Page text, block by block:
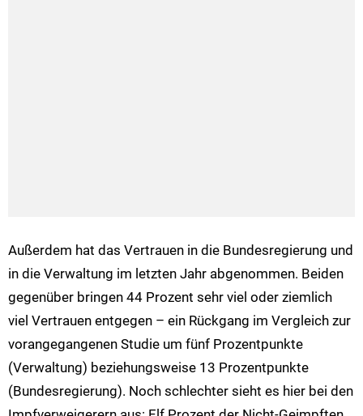
Außerdem hat das Vertrauen in die Bundesregierung und
in die Verwaltung im letzten Jahr abgenommen. Beiden
gegenüber bringen 44 Prozent sehr viel oder ziemlich
viel Vertrauen entgegen – ein Rückgang im Vergleich zur
vorangegangenen Studie um fünf Prozentpunkte
(Verwaltung) beziehungsweise 13 Prozentpunkte
(Bundesregierung). Noch schlechter sieht es hier bei den